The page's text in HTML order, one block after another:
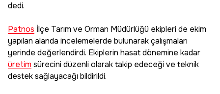
dedi.
Patnos İlçe Tarım ve Orman Müdürlüğü ekipleri de ekim
yapılan alanda incelemelerde bulunarak çalışmaları
yerinde değerlendirdi. Ekiplerin hasat dönemine kadar
üretim sürecini düzenli olarak takip edeceği ve teknik
destek sağlayacağı bildirildi.